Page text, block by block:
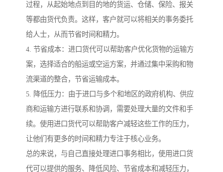
过程，从起始地点到目的地的货运、仓储、保险、报关
等都由货代负责。这样，客户就可以将相关的事务委托
给人士，从而节省时间和精力。
4. 节省成本：进口货代可以帮助客户优化货物的运输方
案，选择适合的船运或空运方案，并通过集中采购和物
流渠道的整合，节省运输成本。
5. 降低压力：由于进口与多个和地区的政府机构、供应
商和运输方进行联系和协调，需要处理大量的文件和手
续。使用进口货代可以帮助客户减轻这些工作的压力，
让他们有更多的时间和精力专注于核心业务。
总的来说，与自己直接处理进口事务相比，使用进口货
代可以提供的服务、降低风险、节省成本和减轻压力，